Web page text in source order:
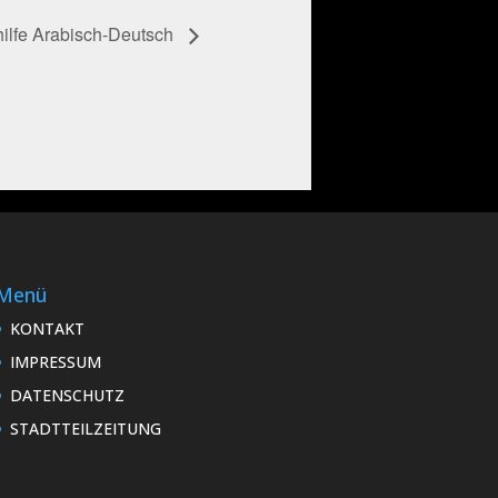
Arabisch-Deutsch
KONTAKT
IMPRESSUM
DATENSCHUTZ
STADTTEILZEITUNG